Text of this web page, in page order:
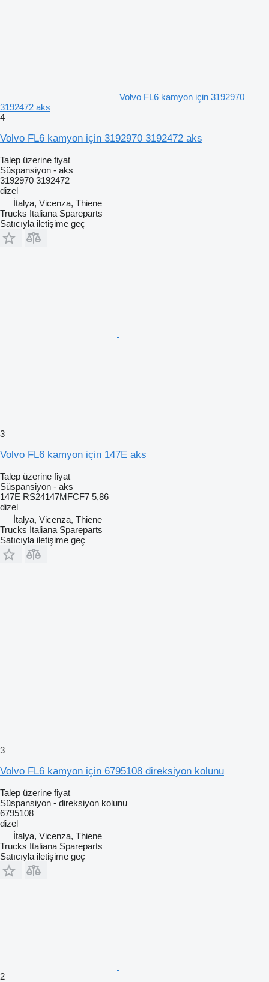
Volvo FL6 kamyon için 3192970
3192472 aks
4
Volvo FL6 kamyon için 3192970 3192472 aks
Talep üzerine fiyat
Süspansiyon - aks
3192970 3192472
dizel
İtalya, Vicenza, Thiene
Trucks Italiana Spareparts
Satıcıyla iletişime geç
3
Volvo FL6 kamyon için 147E aks
Talep üzerine fiyat
Süspansiyon - aks
147E RS24147MFCF7 5,86
dizel
İtalya, Vicenza, Thiene
Trucks Italiana Spareparts
Satıcıyla iletişime geç
3
Volvo FL6 kamyon için 6795108 direksiyon kolunu
Talep üzerine fiyat
Süspansiyon - direksiyon kolunu
6795108
dizel
İtalya, Vicenza, Thiene
Trucks Italiana Spareparts
Satıcıyla iletişime geç
2